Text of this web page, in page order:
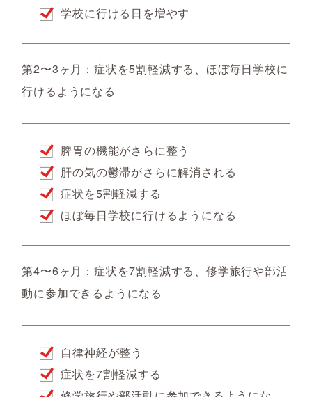
学校に行ける日を増やす
第2〜3ヶ月：症状を5割軽減する、ほぼ毎日学校に
行けるようになる
脾胃の機能がさらに整う
肝の気の鬱滞がさらに解消される
症状を5割軽減する
ほぼ毎日学校に行けるようになる
第4〜6ヶ月：症状を7割軽減する、修学旅行や部活
動に参加できるようになる
自律神経が整う
症状を7割軽減する